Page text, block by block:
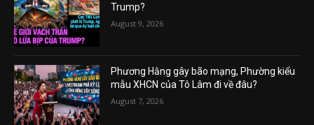
Trump?
August 9, 2026
Phương Hằng gây bão mạng, Phường kiểu
mẫu XHCN của Tô Lâm đi về đâu?
August 7, 2026